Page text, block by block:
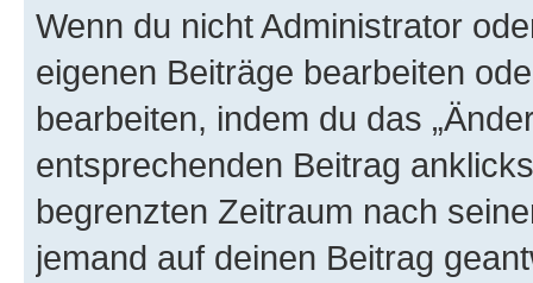
Wenn du nicht Administrator
eigenen Beiträge bearbeiten
bearbeiten, indem du das
entsprechenden Beitrag
begrenzten Zeitraum nach
jemand auf deinen Beitrag